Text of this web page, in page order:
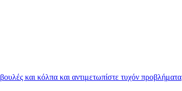
και κόλπα και αντιμετωπίστε τυχόν προβλήματα